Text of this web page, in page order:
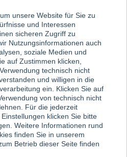
unsere Website für Sie zu
und Interessen
sicheren Zugriff zu
Nutzungsinformationen auch
soziale Medien und
auf Zustimmen klicken,
technisch nicht
und willigen in die
ein. Klicken Sie auf
von technisch nicht
Für die jederzeit
klicken Sie bitte
Weitere Informationen rund
finden Sie in unserem
Betrieb dieser Seite finden